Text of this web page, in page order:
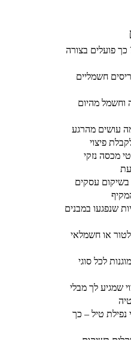
פועלים בצורה
חשמליים
וחשמל מהיום
עושים מהרגע
פיצוי
מכסה נזקי
עסקים
שנפגעו במבנים
או חשמלאי
לכל סוגי
שמגיע לך מבלי
טיל – כך